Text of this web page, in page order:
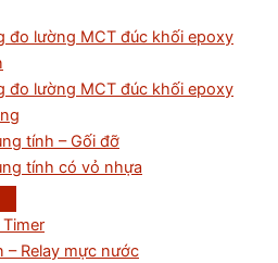
đo lường MCT đúc khối epoxy
đo lường MCT đúc khối epoxy
tính – Gối đỡ
tính có vỏ nhựa
Timer
– Relay mực nước